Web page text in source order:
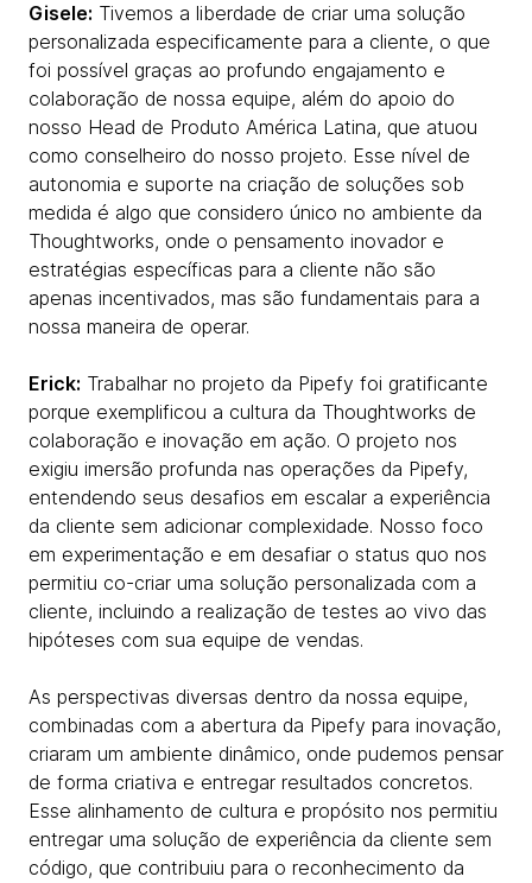
Gisele: Tivemos a liberdade de criar uma solução
personalizada especificamente para a cliente, o que
foi possível graças ao profundo engajamento e
colaboração de nossa equipe, além do apoio do
nosso Head de Produto América Latina, que atuou
como conselheiro do nosso projeto. Esse nível de
autonomia e suporte na criação de soluções sob
medida é algo que considero único no ambiente da
Thoughtworks, onde o pensamento inovador e
estratégias específicas para a cliente não são
apenas incentivados, mas são fundamentais para a
nossa maneira de operar.
Erick: Trabalhar no projeto da Pipefy foi gratificante
porque exemplificou a cultura da Thoughtworks de
colaboração e inovação em ação. O projeto nos
exigiu imersão profunda nas operações da Pipefy,
entendendo seus desafios em escalar a experiência
da cliente sem adicionar complexidade. Nosso foco
em experimentação e em desafiar o status quo nos
permitiu co-criar uma solução personalizada com a
cliente, incluindo a realização de testes ao vivo das
hipóteses com sua equipe de vendas.
As perspectivas diversas dentro da nossa equipe,
combinadas com a abertura da Pipefy para inovação,
criaram um ambiente dinâmico, onde pudemos pensar
de forma criativa e entregar resultados concretos.
Esse alinhamento de cultura e propósito nos permitiu
entregar uma solução de experiência da cliente sem
código, que contribuiu para o reconhecimento da